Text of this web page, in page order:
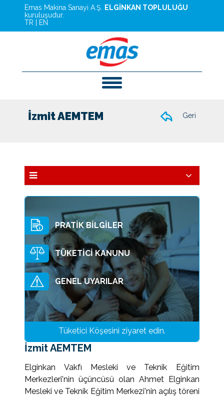
Emas Makina Sanayi A.Ş.
ELGİNKAN TOPLULUĞU
kuruluşudur.
TR
EN
İzmit AEMTEM Geri
Eğitim
Hizmet Ve Yatırımlar
Eğitim Merkezleri
Manisa ÜEMTEM
İzmit AEMTEM
Elginkan Okulları
Cahit Elginkan And. Lisesi
İTÜ Ekrem Elginkan Lisesi
Ümraniye Vakıf Anasınıfları
ECA Elginkan Anadolu Lisesi
ECA Elginkan İÖO
Ümmehan Elginkan Kız Yurdu
Burslar
Bilim, Kültür, Teknoloji
Ödüller
Öğrenci Proje Yarışmaları
ODTÜ
Yayın Destekleme
Sürdürülebilirlik
Çevre Dostu Ürünlerimiz
Eco Technology
PRATİK BİLGİLER
TÜKETİCİ KANUNU
GENEL UYARILAR
Tüketici Köşesini ziyaret edin.
İzmit AEMTEM
Elginkan Vakfı Mesleki ve Teknik Eğitim
Merkezleri'nin üçüncüsü olan Ahmet Elginkan
Mesleki ve Teknik Eğitim Merkezi'nin açılış töreni